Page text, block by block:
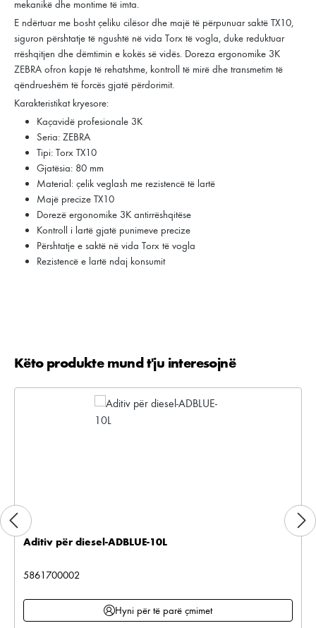
mekanikë dhe montime të imta.
E ndërtuar me bosht çeliku cilësor dhe majë të përpunuar saktë TX10,
siguron përshtatje të ngushtë në vida Torx të vogla, duke reduktuar
rrëshqitjen dhe dëmtimin e kokës së vidës. Doreza ergonomike 3K
ZEBRA ofron kapje të rehatshme, kontroll të mirë dhe transmetim të
qëndrueshëm të forcës gjatë përdorimit.
Karakteristikat kryesore:
Kaçavidë profesionale 3K
Seria: ZEBRA
Tipi: Torx TX10
Gjatësia: 80 mm
Material: çelik veglash me rezistencë të lartë
Majë precize TX10
Dorezë ergonomike 3K antirrëshqitëse
Kontroll i lartë gjatë punimeve precize
Përshtatje e saktë në vida Torx të vogla
Rezistencë e lartë ndaj konsumit
Kalo galerinë e produktit
Këto produkte mund t'ju interesojnë
Aditiv për diesel-ADBLUE-10L
5861700002
Hyni për të parë çmimet